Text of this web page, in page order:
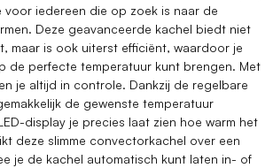
voor iedereen die op zoek is naar de
Deze geavanceerde kachel biedt niet
maar is ook uiterst efficiënt, waardoor je
de perfecte temperatuur kunt brengen. Met
je altijd in controle. Dankzij de regelbare
de gewenste temperatuur
display je precies laat zien hoe warm het
deze slimme convectorkachel over een
je de kachel automatisch kunt laten in- of